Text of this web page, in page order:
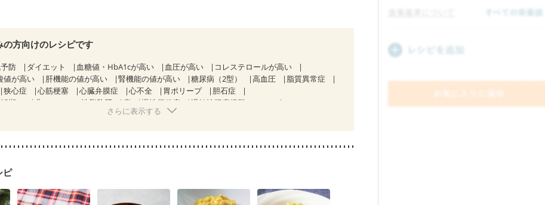
の方向けのレシピです
防 ダイエット 血糖値・HbA1cが高い 血圧が高い
コレステロールが高い
値が高い 肝機能の値が高い 腎機能の値が高い 糖尿病（2型） 高血圧
脂質異常症
狭心症 心筋梗塞 心臓弁膜症 心不全 胃ポリープ
胆石症
期）
非アルコール性脂肪肝 痔 慢性便秘症
過敏性腸症候群（IBS）
糖尿病性腎症（第２期）
になる（初期）
妊婦健診・血圧が気になる（初期）
さらに表示する
ピ